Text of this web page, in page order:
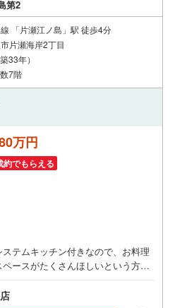
充実させております。資料請求は
求ボタン】よりお問い合わせくだ
第2
「片瀬江ノ島」駅 徒歩4分
片瀬海岸2丁目
33年）
7階
万円
約でもらえる
テムキッチン付きなので、お料理
ースがたくさんほしいという方に
す。